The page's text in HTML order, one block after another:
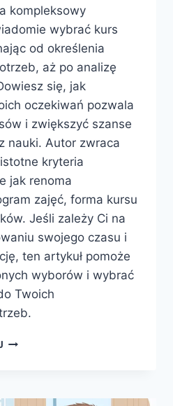
kompleksowy
wybrać kurs
od określenia
aż po analizę
się, jak
oczekiwań pozwala
i zwiększyć szanse
nauki. Autor zwraca
kryteria
jak renoma
zajęć, forma kursu
Jeśli zależy Ci na
swojego czasu i
ten artykuł pomoże
wyborów i wybrać
Twoich
JAK
DLA